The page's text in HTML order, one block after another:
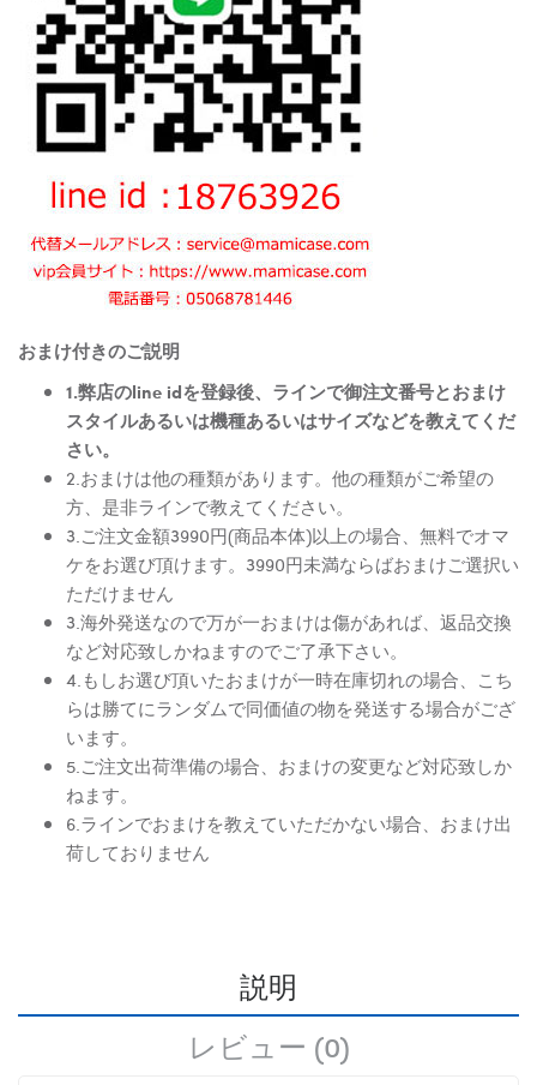
おまけ付きのご説明
1.弊店のline idを登録後、ラインで御注文番号とおまけ
スタイルあるいは機種あるいはサイズなどを教えてくだ
さい。
2.おまけは他の種類があります。他の種類がご希望の
方、是非ラインで教えてください。
3.ご注文金額3990円(商品本体)以上の場合、無料でオマ
ケをお選び頂けます。3990円未満ならばおまけご選択い
ただけません
3.海外発送なので万が一おまけは傷があれば、返品交換
など対応致しかねますのでご了承下さい。
4.もしお選び頂いたおまけが一時在庫切れの場合、こち
らは勝てにランダムで同価値の物を発送する場合がござ
います。
5.ご注文出荷準備の場合、おまけの変更など対応致しか
ねます。
6.ラインでおまけを教えていただかない場合、おまけ出
荷しておりません
説明
レビュー (0)